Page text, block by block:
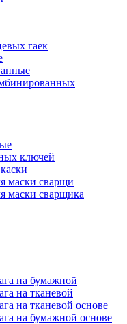
гаек
ключей
маски сварщи
маски сварщика
на бумажной
на тканевой
на тканевой основе
на бумажной основе